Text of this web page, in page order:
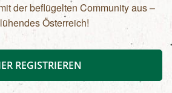
der beflügelten Community aus –
Österreich!
REGISTRIEREN